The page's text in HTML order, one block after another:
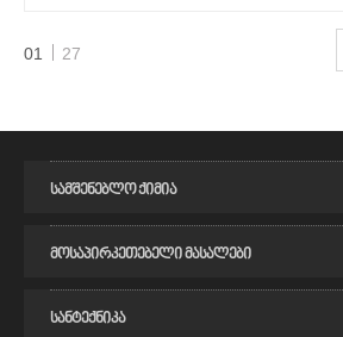
01 27
სამშენებლო ქიმია
ᲬᲔᲑᲝᲪᲔᲛᲔᲜᲢᲘ
ᲰᲘᲓᲠᲝᲡᲐᲘᲖᲝᲚᲐᲪᲘᲝ ᲛᲐᲡᲐᲚᲔᲑᲘ
მოსაპირკეთებელი მასალები
ᲙᲐᲤᲔᲚᲘ, ᲛᲔᲢᲚᲐᲮᲘ
სანტექნიკა